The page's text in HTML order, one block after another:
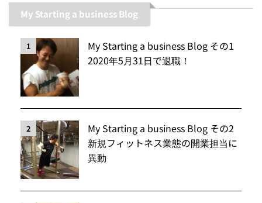
My Starting a business Blog
1
My Starting a business Blog その1
2020年5月31日で退職！
2
My Starting a business Blog その2
新規フィットネス業態の開業担当に
異動